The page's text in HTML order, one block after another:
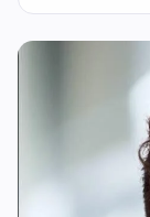
Rendement